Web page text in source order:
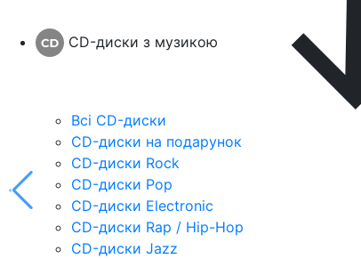
CD-диски з музикою
Всі CD-диски
CD-диски на подарунок
CD-диски Rock
CD-диски Pop
CD-диски Electronic
CD-диски Rap / Hip-Hop
CD-диски Jazz